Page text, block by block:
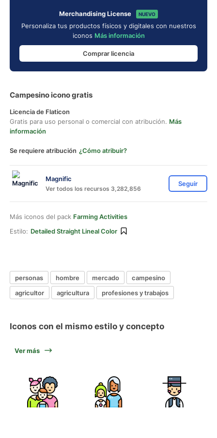
Merchandising License NUEVO
Personaliza tus productos físicos y digitales con nuestros
iconos Más información
Comprar licencia
Campesino icono gratis
Licencia de Flaticon
Gratis para uso personal o comercial con atribución. Más
información
Se requiere atribución ¿Cómo atribuir?
Magnific
Ver todos los recursos 3,282,856
Seguir
Más iconos del pack Farming Activities
Estilo: Detailed Straight Lineal Color
personas hombre mercado
campesino
agricultor
agricultura profesiones y trabajos
Iconos con el mismo estilo y concepto
Ver más